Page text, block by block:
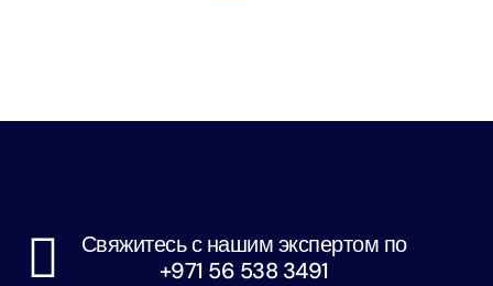
Свяжитесь с нашим экспертом по
+971 56 538 3491